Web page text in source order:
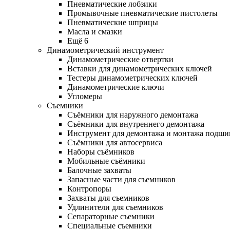
Пневматические лобзики
Промывочные пневматические пистолеты
Пневматические шприцы
Масла и смазки
Ещё 6
Динамометрический инструмент
Динамометрические отвертки
Вставки для динамометрических ключей
Тестеры динамометрических ключей
Динамометрические ключи
Угломеры
Съемники
Съёмники для наружного демонтажа
Съёмники для внутреннего демонтажа
Инструмент для демонтажа и монтажа
Съёмники для автосервиса
Наборы съёмников
Мобильные съёмники
Балочные захваты
Запасные части для съемников
Контропоры
Захваты для съемников
Удлинители для съемников
Сепараторные съемники
Специальные съемники